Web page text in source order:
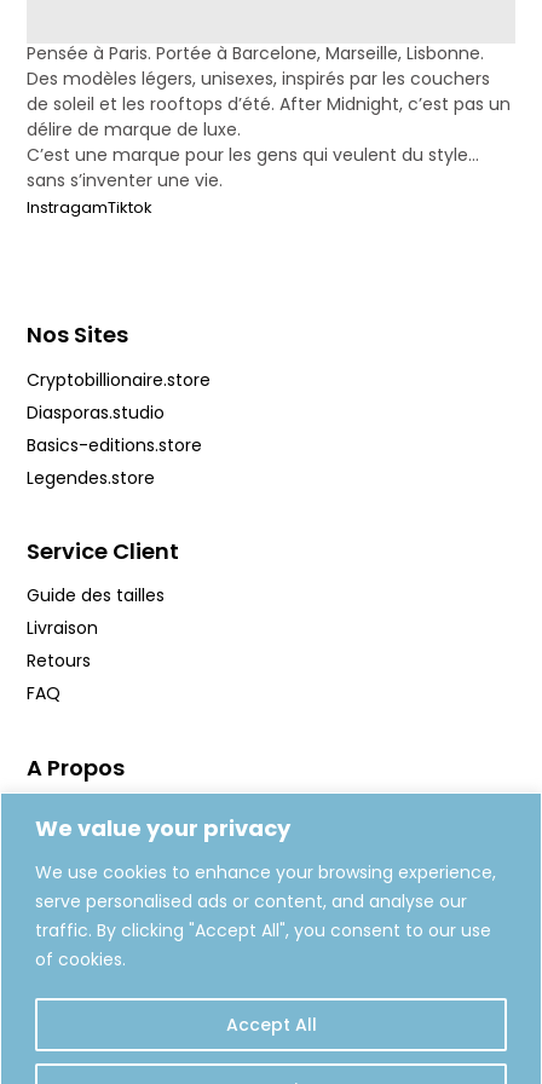
We value your privacy
We use cookies to enhance your browsing experience,
serve personalised ads or content, and analyse our
traffic. By clicking "Accept All", you consent to our use
of cookies.
Accept All
Pensée à Paris. Portée à Barcelone, Marseille, Lisbonne.
Des modèles légers, unisexes, inspirés par les couchers
de soleil et les rooftops d’été. After Midnight, c’est pas un
délire de marque de luxe.
C’est une marque pour les gens qui veulent du style…
sans s’inventer une vie.
InstragamTiktok
Nos Sites
Cryptobillionaire.store
Diasporas.studio
Basics-editions.store
Legendes.store
Service Client
Guide des tailles
Livraison
Retours
FAQ
A Propos
Fabrication
Carte Cadeaux